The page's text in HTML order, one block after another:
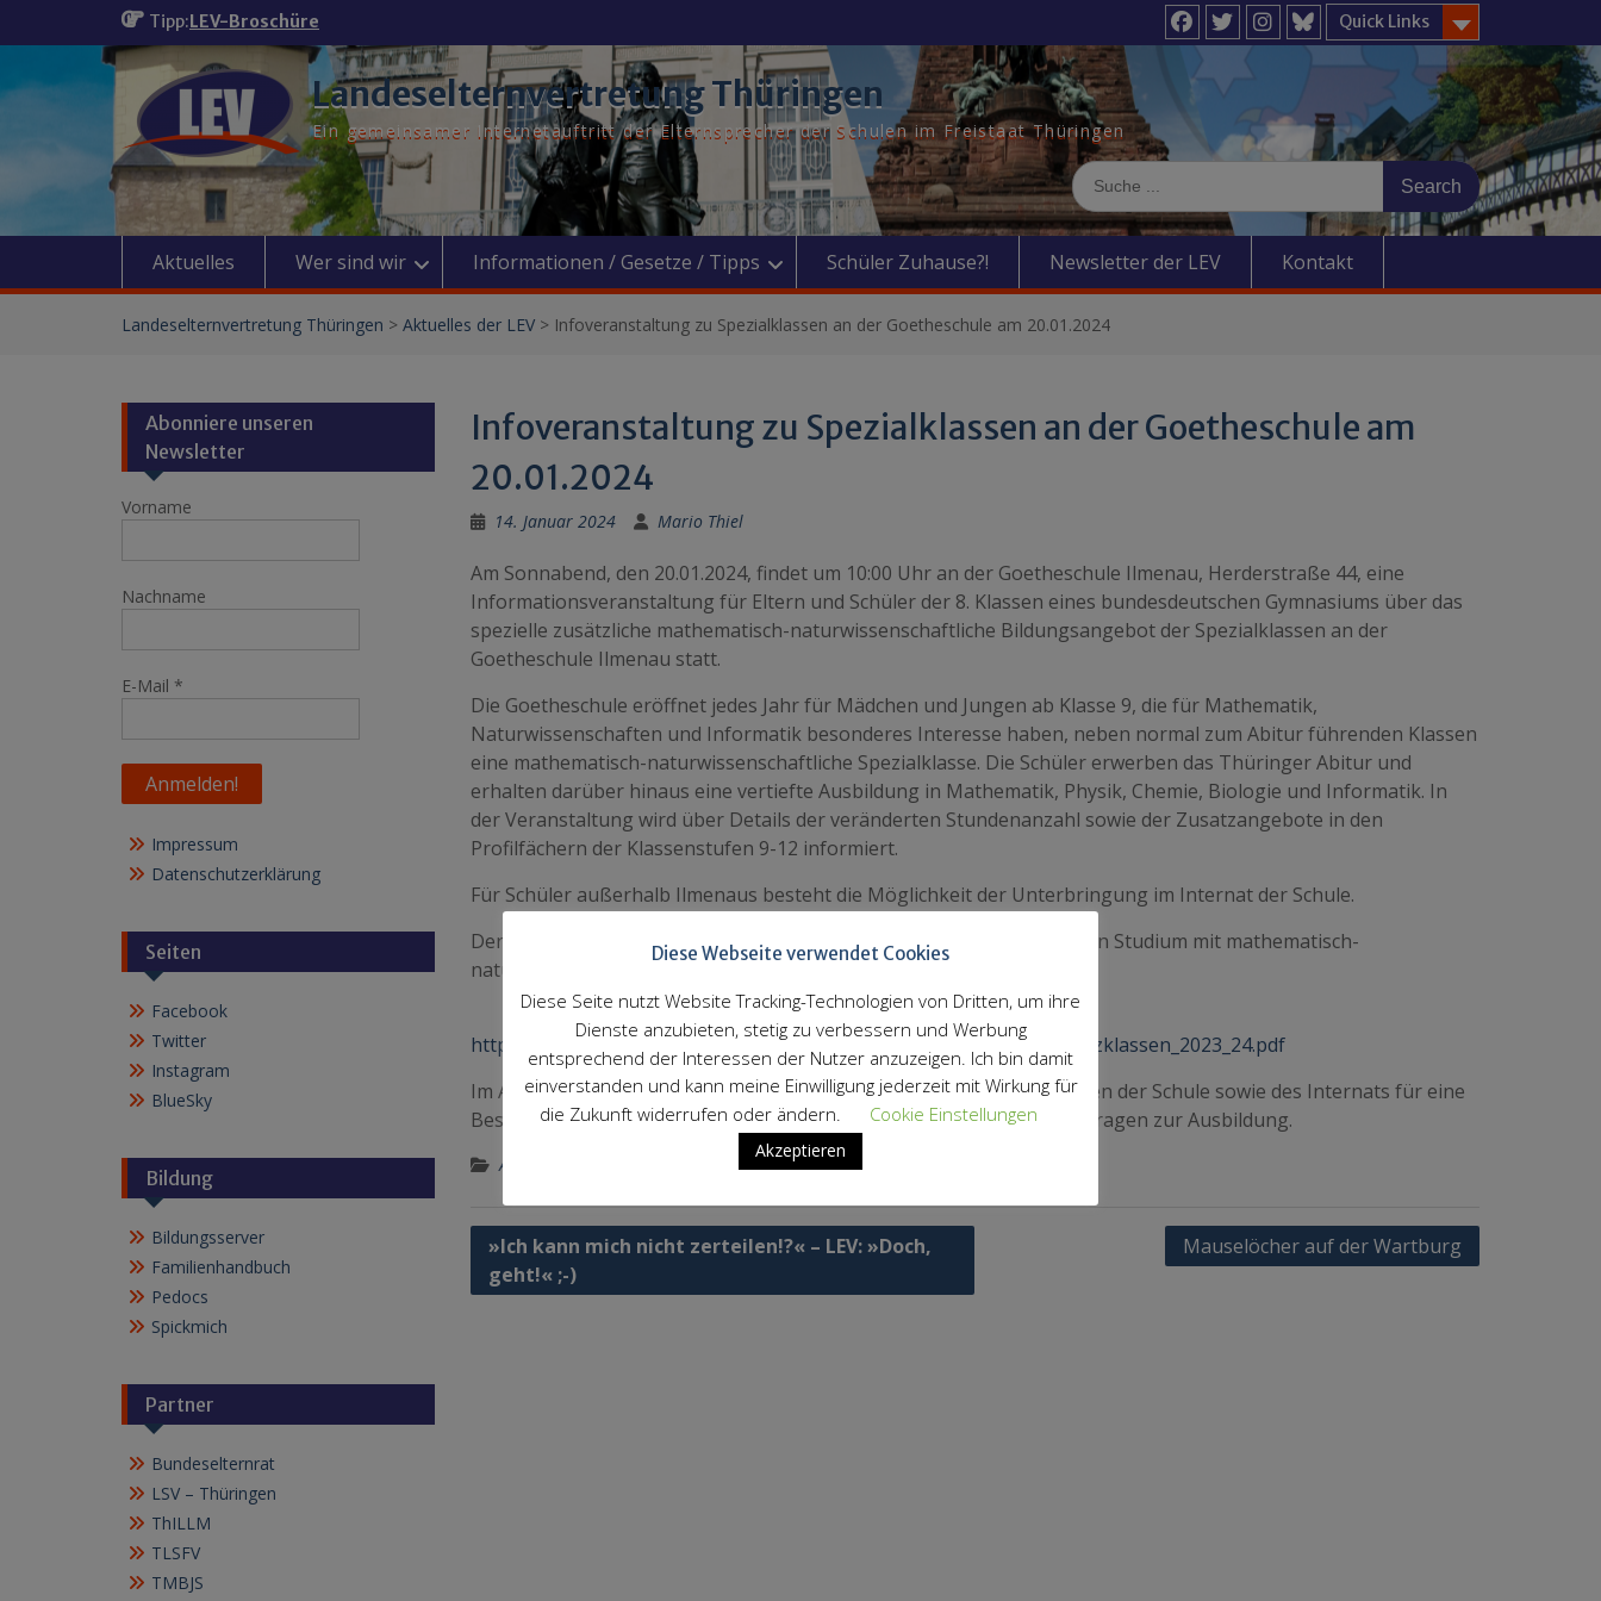
Tipp:LEV-Broschüre
Quick Links
Facebook
TwitterInstagram
BlueSky
Landeselternvertretung Thüringen
Ein gemeinsamer Internetauftritt der Elternsprecher der Schulen im Freistaat Thüringen
Search
for:
Aktuelles Wer sind wir Informationen / Gesetze / Tipps Schüler Zuhause?! Newsletter der LEV Kontakt
Landeselternvertretung Thüringen > Aktuelles der LEV > Infoveranstaltung zu Spezialklassen an der Goetheschule am 20.01.2024
Infoveranstaltung zu Spezialklassen an der Goetheschule am
20.01.2024
14. Januar 2024 Mario Thiel
Am Sonnabend, den 20.01.2024, findet um 10:00 Uhr an der Goetheschule Ilmenau, Herderstraße 44, eine
Informationsveranstaltung für Eltern und Schüler der 8. Klassen eines bundesdeutschen Gymnasiums über das
spezielle zusätzliche mathematisch-naturwissenschaftliche Bildungsangebot der Spezialklassen an der
Goetheschule Ilmenau statt.
Die Goetheschule eröffnet jedes Jahr für Mädchen und Jungen ab Klasse 9, die für Mathematik,
Naturwissenschaften und Informatik besonderes Interesse haben, neben normal zum Abitur führenden Klassen
eine mathematisch-naturwissenschaftliche Spezialklasse. Die Schüler erwerben das Thüringer Abitur und
erhalten darüber hinaus eine vertiefte Ausbildung in Mathematik, Physik, Chemie, Biologie und Informatik. In
der Veranstaltung wird über Details der veränderten Stundenanzahl sowie der Zusatzangebote in den
Profilfächern der Klassenstufen 9-12 informiert.
Für Schüler außerhalb Ilmenaus besteht die Möglichkeit der Unterbringung im Internat der Schule.
Der Besuch der Spezialklasse stellt eine sehr gute Vorbereitung auf ein Studium mit mathematisch-
naturwissenschaftlichen Grundlagen dar.
https://goetheschule-ilmenau.de/userfiles/downloads/Infos/Flyer_Spezklassen_2023_24.pdf
Im Anschluss an die Infoveranstaltung stehen die MINT-Räumlichkeiten der Schule sowie des Internats für eine
Besichtigung offen. Anwesende MINT-Fachlehrer beantworten gern Fragen zur Ausbildung.
Aktuelles der LEV
Beitragsnavigation
»Ich kann mich nicht zerteilen!?« – LEV: »Doch,
geht!« ;-)
Mauselöcher auf der Wartburg
Abonniere unseren
Newsletter
Vorname
Nachname
E-Mail *
Impressum
Datenschutzerklärung
Seiten
Facebook
Twitter
Instagram
BlueSky
Bildung
Bildungsserver
Familienhandbuch
Pedocs
Spickmich
Partner
Bundeselternrat
LSV – Thüringen
ThILLM
TLSFV
TMBJS
Diese Webseite verwendet Cookies
Diese Seite nutzt Website Tracking-Technologien von Dritten, um ihre
Dienste anzubieten, stetig zu verbessern und Werbung
entsprechend der Interessen der Nutzer anzuzeigen. Ich bin damit
einverstanden und kann meine Einwilligung jederzeit mit Wirkung für
die Zukunft widerrufen oder ändern.
Cookie Einstellungen
Akzeptieren